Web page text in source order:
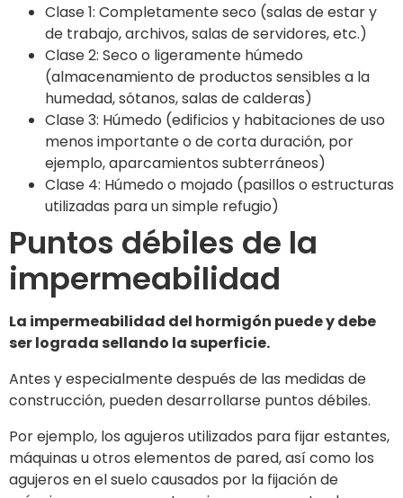
Clase 1: Completamente seco (salas de estar y
de trabajo, archivos, salas de servidores, etc.)
Clase 2: Seco o ligeramente húmedo
(almacenamiento de productos sensibles a la
humedad, sótanos, salas de calderas)
Clase 3: Húmedo (edificios y habitaciones de uso
menos importante o de corta duración, por
ejemplo, aparcamientos subterráneos)
Clase 4: Húmedo o mojado (pasillos o estructuras
utilizadas para un simple refugio)
Puntos débiles de la
impermeabilidad
La impermeabilidad del hormigón puede y debe
ser lograda sellando la superficie.
Antes y especialmente después de las medidas de
construcción, pueden desarrollarse puntos débiles.
Por ejemplo, los agujeros utilizados para fijar estantes,
máquinas u otros elementos de pared, así como los
agujeros en el suelo causados por la fijación de